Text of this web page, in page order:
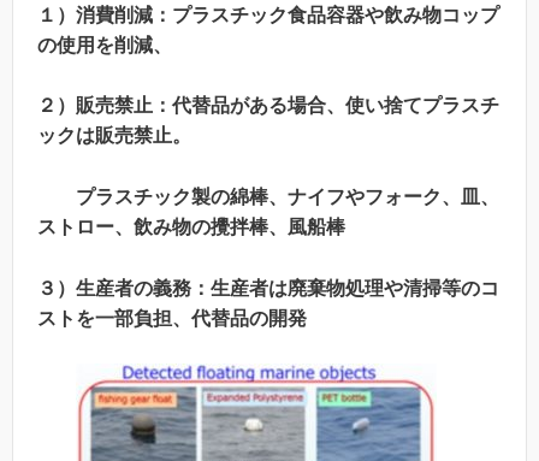
１）消費削減：プラスチック食品容器や飲み物コップ
の使用を削減、
２）販売禁止：代替品がある場合、使い捨てプラスチ
ックは販売禁止。
プラスチック製の綿棒、ナイフやフォーク、皿、
ストロー、飲み物の攪拌棒、風船棒
３） 生産者の義務：生産者は廃棄物処理や清掃等のコ
ストを一部負担、代替品の開発